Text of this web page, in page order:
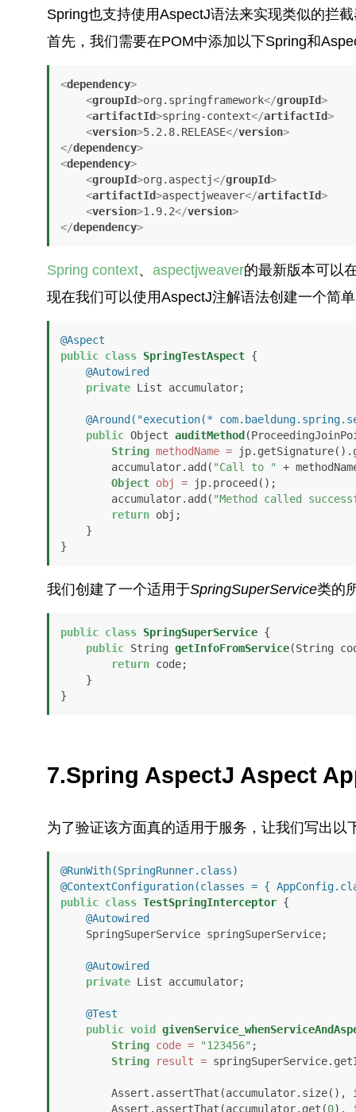
Spring也支持使用AspectJ语法来实现类似的拦
首先，我们需要在POM中添加以下Spring和
<dependency>
<groupId>org.springframework</groupId>
<artifactId>spring-context</artifactId>
<version>5.2.8.RELEASE</version>
</dependency>
<dependency>
<groupId>org.aspectj</groupId>
<artifactId>aspectjweaver</artifactId>
<version>1.9.2</version>
</dependency>
Spring context、 aspectjweaver的最新版本可以
现在我们可以使用AspectJ注解语法创建一个简
@Aspect
public class SpringTestAspect {
@Autowired
private List accumulator;
@Around("execution(*
public Object auditMethod
String methodName =
        accumulator.add(
"Call to "
+
Object obj = jp.proceed();
        accumulator.add(
"Method called
return obj;
}
我们创建了一个适用于SpringSuperService类的
public class SpringSuperService {
public String getInfoFromService(String
return code;
}
7.Spring AspectJ Aspect
为了验证该方面真的适用于服务，让我们写出以
@RunWith(SpringRunner.class)
@ContextConfiguration(classes = {
public class TestSpringInterceptor {
@Autowired
@Autowired
private List accumulator;
@Test
public void
String code = "123456" ;
String
result =
Assert.assertThat(accumulator.size(),
        Assert.assertThat(accumulator.get(
0),